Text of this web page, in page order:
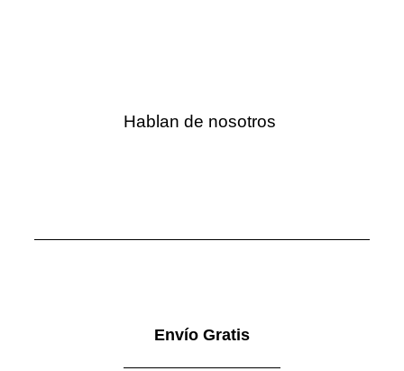
Hablan de nosotros
Envío Gratis